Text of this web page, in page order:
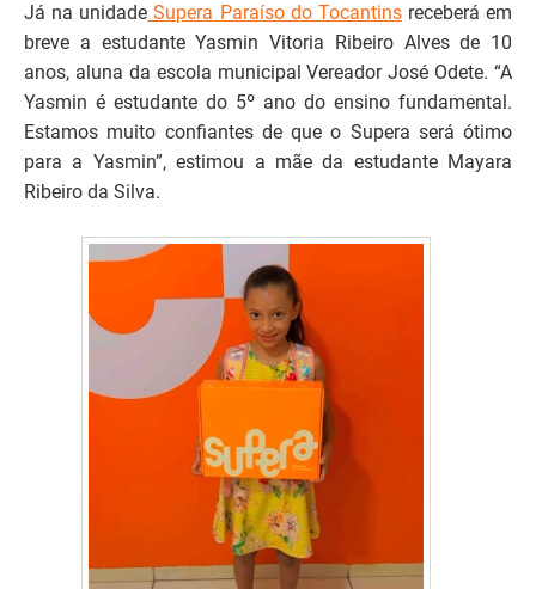
Já na unidade Supera Paraíso do Tocantinsreceberá em
breve a estudante Yasmin Vitoria Ribeiro Alves de 10
anos, aluna da escola municipal Vereador José Odete. “A
Yasmin é estudante do 5º ano do ensino fundamental.
Estamos muito confiantes de que o Supera será ótimo
para a Yasmin”, estimou a mãe da estudante Mayara
Ribeiro da Silva.